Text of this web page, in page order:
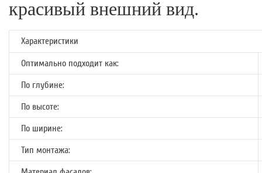
красивый внешний вид.
Характеристики
Оптимально подходит как:
По глубине:
По высоте:
По ширине:
Тип монтажа: